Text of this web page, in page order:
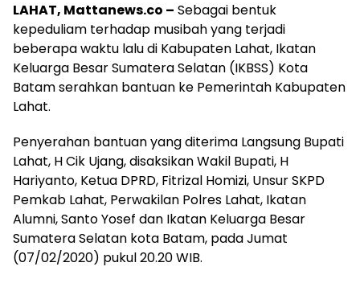
LAHAT, Mattanews.co – Sebagai bentuk
kepeduliam terhadap musibah yang terjadi
beberapa waktu lalu di Kabupaten Lahat, Ikatan
Keluarga Besar Sumatera Selatan (IKBSS) Kota
Batam serahkan bantuan ke Pemerintah Kabupaten
Lahat.
Penyerahan bantuan yang diterima Langsung Bupati
Lahat, H Cik Ujang, disaksikan Wakil Bupati, H
Hariyanto, Ketua DPRD, Fitrizal Homizi, Unsur SKPD
Pemkab Lahat, Perwakilan Polres Lahat, Ikatan
Alumni, Santo Yosef dan Ikatan Keluarga Besar
Sumatera Selatan kota Batam, pada Jumat
(07/02/2020) pukul 20.20 WIB.